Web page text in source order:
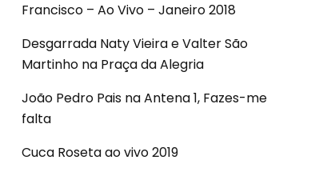
Francisco – Ao Vivo – Janeiro 2018
Desgarrada Naty Vieira e Valter São
Martinho na Praça da Alegria
João Pedro Pais na Antena 1, Fazes-me
falta
Cuca Roseta ao vivo 2019